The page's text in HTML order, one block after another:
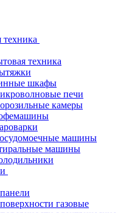
техника
техника
шкафы
печи
камеры
машины
машины
газовые